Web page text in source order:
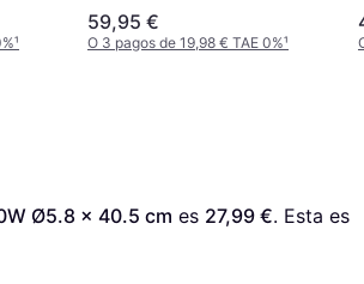
¹
59,95 €
O 3 pagos de 19,98 € TAE 0%¹
Ø5.8 x 40.5 cm es 27,99 €. Esta es